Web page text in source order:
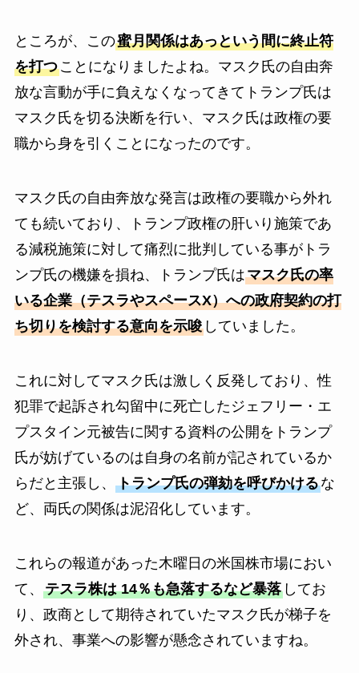
ところが、この蜜月関係はあっという間に終止符
を打つことになりましたよね。マスク氏の自由奔
放な言動が手に負えなくなってきてトランプ氏は
マスク氏を切る決断を行い、マスク氏は政権の要
職から身を引くことになったのです。
マスク氏の自由奔放な発言は政権の要職から外れ
ても続いており、トランプ政権の肝いり施策であ
る減税施策に対して痛烈に批判している事がトラ
ンプ氏の機嫌を損ね、トランプ氏はマスク氏の率
いる企業（テスラやスペースX）への政府契約の打
ち切りを検討する意向を示唆していました。
これに対してマスク氏は激しく反発しており、性
犯罪で起訴され勾留中に死亡したジェフリー・エ
プスタイン元被告に関する資料の公開をトランプ
氏が妨げているのは自身の名前が記されているか
らだと主張し、 トランプ氏の弾劾を呼びかけるな
ど、両氏の関係は泥沼化しています。
これらの報道があった木曜日の米国株市場におい
て、 テスラ株は 14％も急落するなど暴落してお
り、政商として期待されていたマスク氏が梯子を
外され、事業への影響が懸念されていますね。